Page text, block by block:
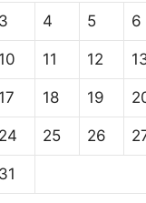
3 4 5 6
10 11 12
17 18 19
24 25 26
31